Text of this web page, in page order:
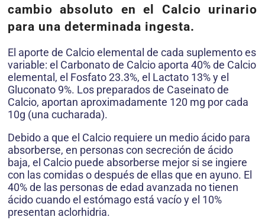
cambio absoluto en el Calcio urinario
para una determinada ingesta.
El aporte de Calcio elemental de cada suplemento es
variable: el Carbonato de Calcio aporta 40% de Calcio
elemental, el Fosfato 23.3%, el Lactato 13% y el
Gluconato 9%. Los preparados de Caseinato de
Calcio, aportan aproximadamente 120 mg por cada
10g (una cucharada).
Debido a que el Calcio requiere un medio ácido para
absorberse, en personas con secreción de ácido
baja, el Calcio puede absorberse mejor si se ingiere
con las comidas o después de ellas que en ayuno. El
40% de las personas de edad avanzada no tienen
ácido cuando el estómago está vacío y el 10%
presentan aclorhidria.